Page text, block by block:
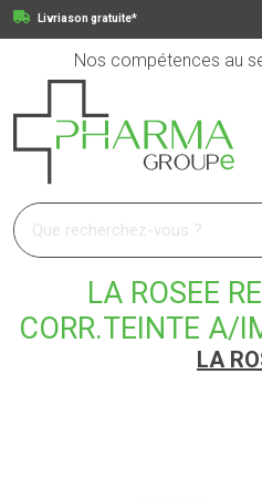
Livriason gratuite*
Nos compétences au
Pharmagroupe Votre
LA ROSEE
CORR.TEINTE A/
LA